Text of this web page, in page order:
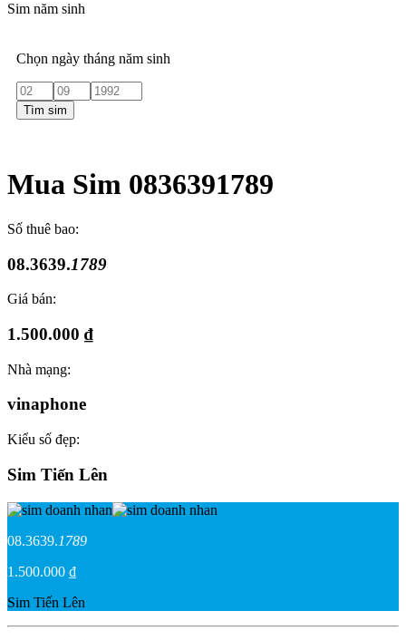
Sim năm sinh
Chọn ngày tháng năm sinh
Tìm sim
Mua Sim 0836391789
Số thuê bao:
08.3639.1789
Giá bán:
1.500.000 ₫
Nhà mạng:
vinaphone
Kiểu số đẹp:
Sim Tiến Lên
08.3639.1789
1.500.000 ₫
Sim Tiến Lên